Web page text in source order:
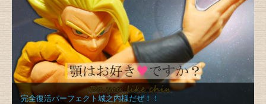
完全復活パーフェクト城之内様だぜ！！